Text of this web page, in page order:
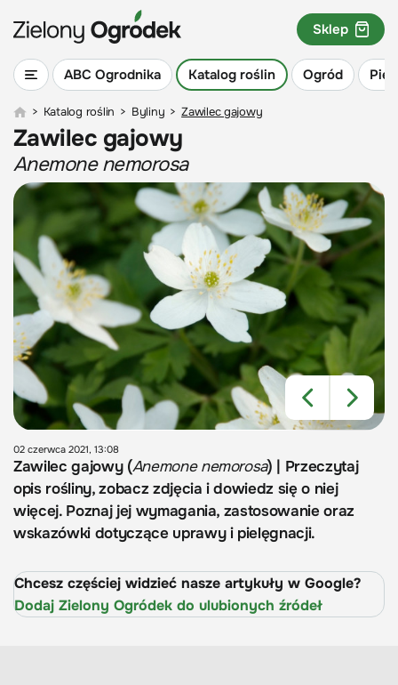
ABC Ogrodnika Katalog roślin Ogród
Sklep
> Katalog roślin > Byliny > Zawilec gajowy
Zawilec gajowy
Anemone nemorosa
02 czerwca 2021, 13:08
Zawilec gajowy (Anemone nemorosa) | Przeczytaj
opis rośliny, zobacz zdjęcia i dowiedz się o niej
więcej. Poznaj jej wymagania, zastosowanie oraz
wskazówki dotyczące uprawy i pielęgnacji.
Chcesz częściej widzieć nasze artykuły w Google?
Dodaj Zielony Ogródek do ulubionych źródeł